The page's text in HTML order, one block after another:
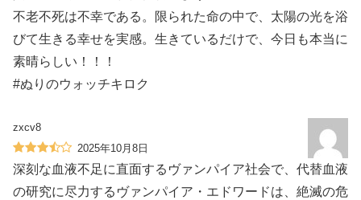
不老不死は不幸である。限られた命の中で、太陽の光を浴
びて生きる幸せを実感。生きているだけで、今日も本当に
素晴らしい！！！
#ぬりのウォッチキロク
zxcv8
2025年10月8日
深刻な血液不足に直面するヴァンパイア社会で、代替血液
の研究に尽力するヴァンパイア・エドワードは、絶滅の危